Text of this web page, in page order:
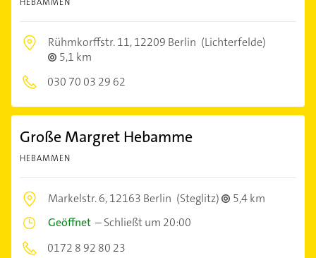
Rühmkorffstr. 11,12209 Berlin (Lichterfelde)
5,1 km
030 70 03 29 62
Große Margret Hebamme
HEBAMMEN
Markelstr. 6,12163 Berlin (Steglitz)
5,4 km
Geöffnet –Schließt um 20:00
0172 8 92 80 23